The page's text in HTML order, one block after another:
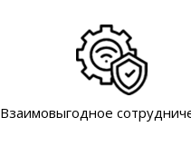
Взаимовыгодное